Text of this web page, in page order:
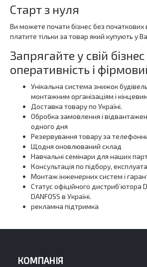
Старт з нуля
Ви можете почати бізнес без початкових
платите тільки за товар який купують у
Запрягайте у свій
оперативність і
Унікальна система знижок
монтажним організаціям і
Доставка товару по Україні.
Обробка замовлення і
одного дня
Резервування товару за
Щодня оновлюваний склад
Навчальні семінари для наших
Консультація по підбору,
Монтаж інженерних систем і
Статус офіційного дистриб’ютора
DANFOSS в Україні.
рекламна підтримка
КОМПАНІЯ